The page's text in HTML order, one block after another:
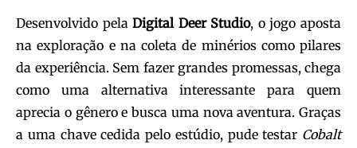
Desenvolvido pelaDigital Deer Studio, o jogo aposta
na exploração e na coleta de minérios como pilares
da experiência. Sem fazer grandes promessas, chega
como uma alternativa interessante para quem
aprecia o gênero e busca uma nova aventura. Graças
a uma chave cedida pelo estúdio, pude testar Cobalt